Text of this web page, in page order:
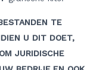
TE
U DIT DOET,
JURIDISCHE